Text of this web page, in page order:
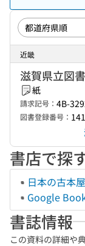
近畿
滋賀県立図
紙
請求記号： 4B-
図書登録番号：
書店で探
日本の古本屋
Google
書誌情報
この資料の詳細や